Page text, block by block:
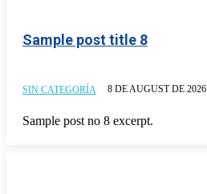
Sample post title 8
SIN CATEGORÍA 8 DE AUGUST DE 2026
Sample post no 8 excerpt.